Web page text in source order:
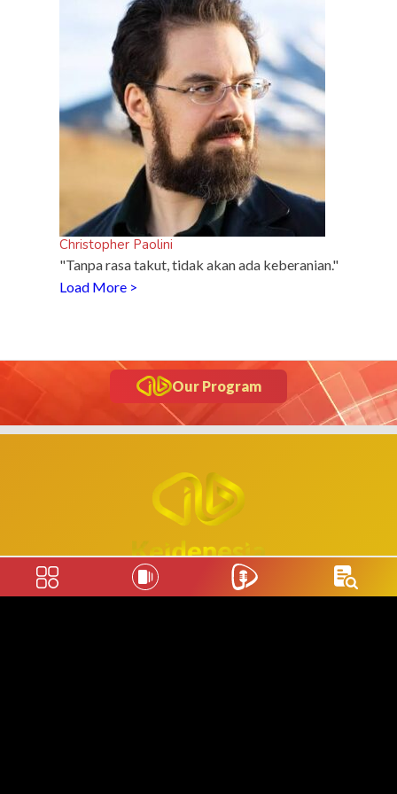
Christopher Paolini
"Tanpa rasa takut, tidak akan ada keberanian."
Load More >
Our Program
About Us